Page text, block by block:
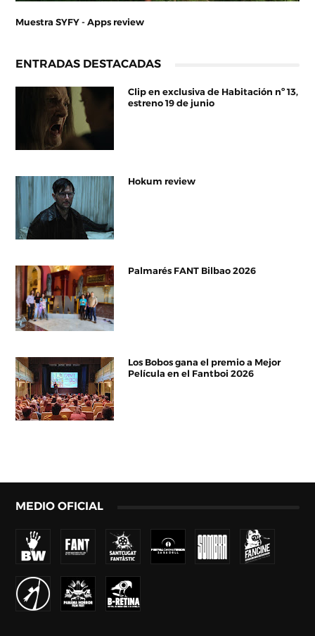
Muestra SYFY - Apps review
ENTRADAS DESTACADAS
Clip en exclusiva de Habitación nº 13,
estreno 19 de junio
Hokum review
Palmarés FANT Bilbao 2026
Los Bobos gana el premio a Mejor
Película en el Fantboi 2026
MEDIO OFICIAL